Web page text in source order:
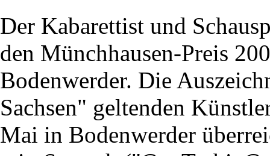
Der Kabarettist und
den Münchhausen-Preis
Bodenwerder. Die
Sachsen" geltenden
Mai in Bodenwerder